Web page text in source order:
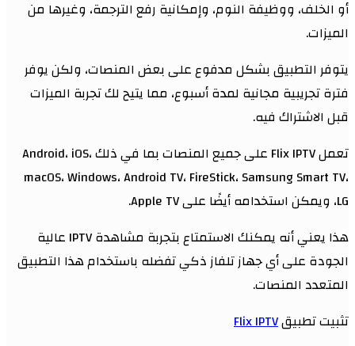
أو الخلف، ووظيفة النوم، وإمكانية رفع الترجمة، وغيرها من
الميزات.
يتوفر التطبيق بشكل مدفوع على بعض المنصات، ولكن يوفر
فترة تجريبية مجانية لمدة أسبوع، مما يتيح لك تجربة الميزات
قبل الاشتراك فيه.
تعمل Flix IPTV على جميع المنصات بما في ذلك Android، iOS،
macOS، Windows، Android TV، FireStick، Samsung Smart TV،
LG، ويمكن استخدامه أيضًا على Apple TV.
هذا يعني أنه يمكنك الاستمتاع بتجربة مشاهدة IPTV عالية
الجودة على أي جهاز تلفاز ذكي تفضله باستخدام هذا التطبيق
المتعدد المنصات.
تثبيت تطبيقFlix IPTV